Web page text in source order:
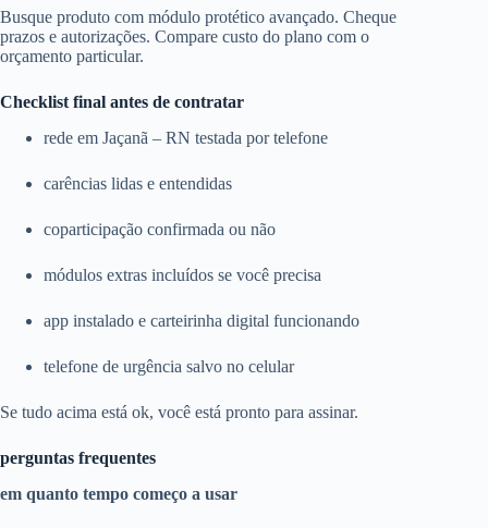
Busque produto com módulo protético avançado. Cheque
prazos e autorizações. Compare custo do plano com o
orçamento particular.
Checklist final antes de contratar
rede em Jaçanã – RN testada por telefone
carências lidas e entendidas
coparticipação confirmada ou não
módulos extras incluídos se você precisa
app instalado e carteirinha digital funcionando
telefone de urgência salvo no celular
Se tudo acima está ok, você está pronto para assinar.
perguntas frequentes
em quanto tempo começo a usar